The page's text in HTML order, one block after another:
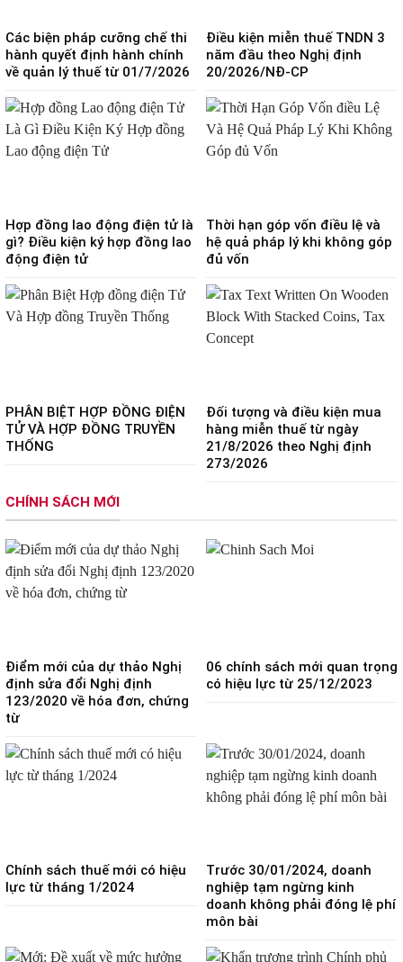
Các biện pháp cưỡng chế thi
hành quyết định hành chính
về quản lý thuế từ 01/7/2026
Điều kiện miễn thuế TNDN 3
năm đầu theo Nghị định
20/2026/NĐ-CP
Hợp đồng lao động điện tử là
gì? Điều kiện ký hợp đồng lao
động điện tử
Thời hạn góp vốn điều lệ và
hệ quả pháp lý khi không góp
đủ vốn
PHÂN BIỆT HỢP ĐỒNG ĐIỆN
TỬ VÀ HỢP ĐỒNG TRUYỀN
THỐNG
Đối tượng và điều kiện mua
hàng miễn thuế từ ngày
21/8/2026 theo Nghị định
273/2026
CHÍNH SÁCH MỚI
Điểm mới của dự thảo Nghị
định sửa đổi Nghị định
123/2020 về hóa đơn, chứng
từ
06 chính sách mới quan trọng
có hiệu lực từ 25/12/2023
Chính sách thuế mới có hiệu
lực từ tháng 1/2024
Trước 30/01/2024, doanh
nghiệp tạm ngừng kinh
doanh không phải đóng lệ phí
môn bài